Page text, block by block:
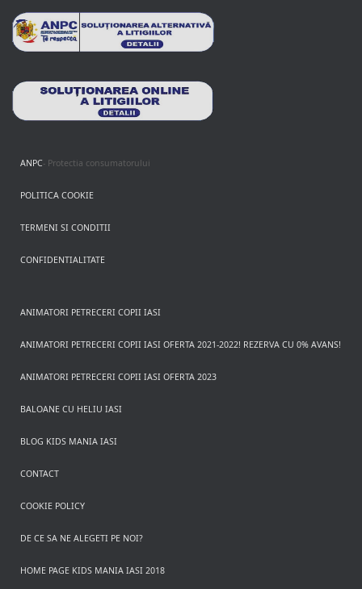
ANPC- Protectia consumatorului
POLITICA COOKIE
TERMENI SI CONDITII
CONFIDENTIALITATE
ANIMATORI PETRECERI COPII IASI
ANIMATORI PETRECERI COPII IASI OFERTA 2021-2022! REZERVA CU 0% AVANS!
ANIMATORI PETRECERI COPII IASI OFERTA 2023
BALOANE CU HELIU IASI
BLOG KIDS MANIA IASI
CONTACT
COOKIE POLICY
DE CE SA NE ALEGETI PE NOI?
HOME PAGE KIDS MANIA IASI 2018